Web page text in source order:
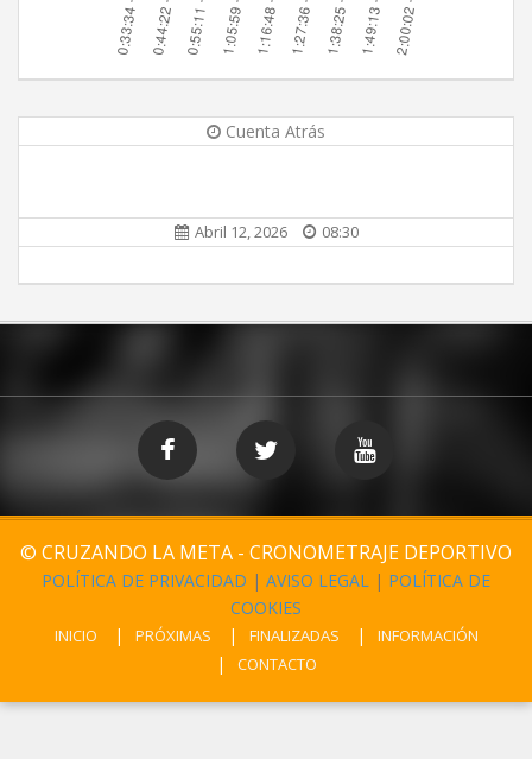
Cuenta Atrás
Abril 12, 2026 08:30
© CRUZANDO LA META - CRONOMETRAJE DEPORTIVO
POLÍTICA DE PRIVACIDAD | AVISO LEGAL | POLÍTICA DE
COOKIES
INICIO PRÓXIMAS FINALIZADAS
INFORMACIÓN
CONTACTO